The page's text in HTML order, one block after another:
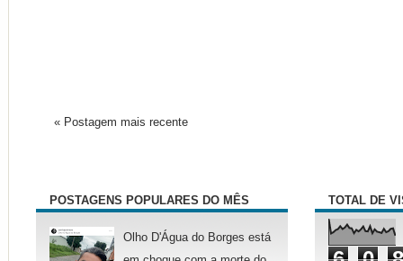
« Postagem mais recente
POSTAGENS POPULARES DO MÊS
Olho D'Água do Borges está
TOTAL DE